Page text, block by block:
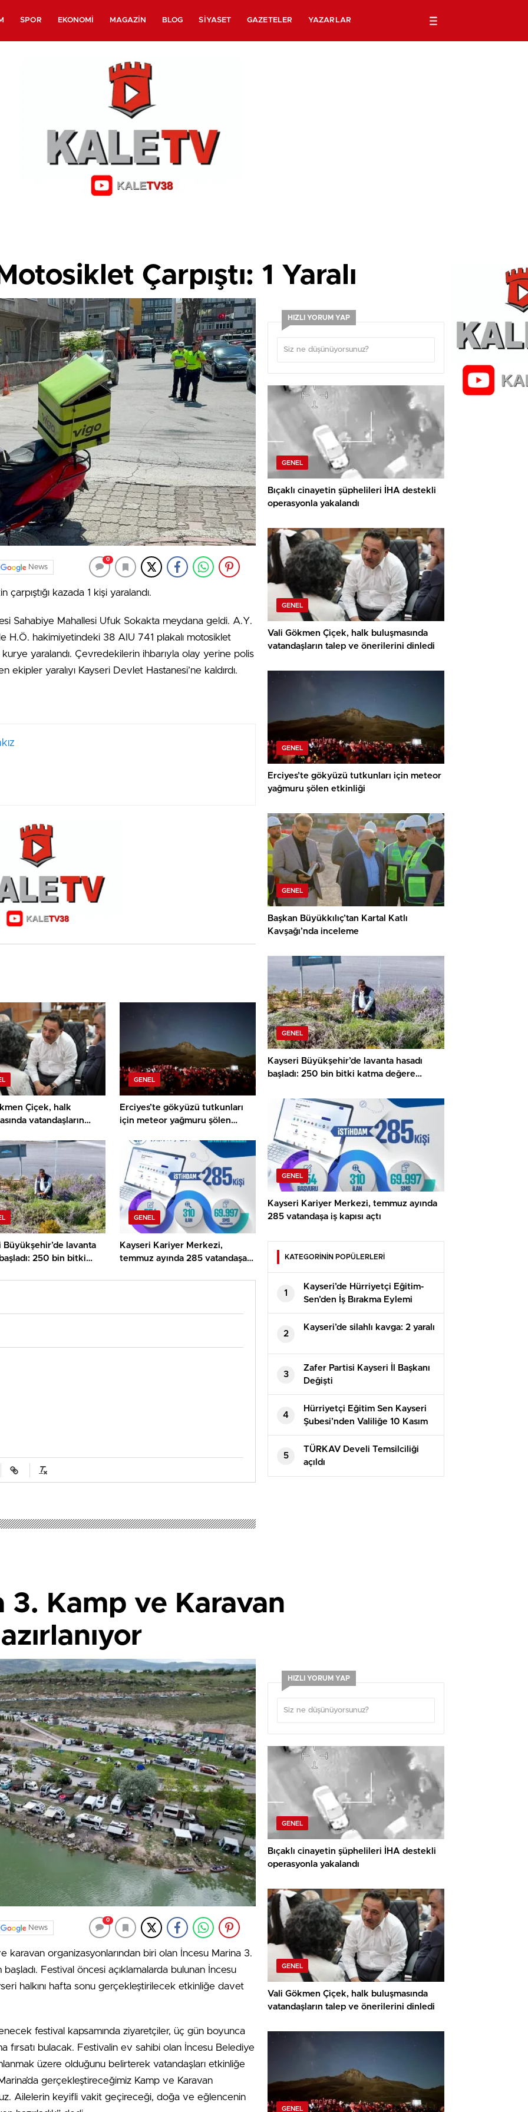
SPOR EKONOMI MAGAZIN BLOG SIYASET GAZETELER YAZARLAR
Çarpıştı: 1 Yaralı
News
0
kazada 1 kişi yaralandı.
Sahabiye Mahallesi Ufuk Sokakta meydana geldi. A.Y.
H.Ö. hakimiyetindeki 38 AIU 741 plakalı motosiklet
yaralandı. Çevredekilerin ihbarıyla olay yerine polis
yaralıyı Kayseri Devlet Hastanesi’ne kaldırdı.
Çiçek, halk
vatandaşların
GENEL
Erciyes’te gökyüzü tutkunları
için meteor yağmuru şölen
Büyükşehir’de lavanta
250 bin bitki
GENEL
Kayseri Kariyer Merkezi,
temmuz ayında 285 vatandaşa
HIZLI YORUM YAP
GENEL
Bıçaklı cinayetin şüphelileri İHA destekli
operasyonla yakalandı
GENEL
Vali Gökmen Çiçek, halk buluşmasında
vatandaşların talep ve önerilerini dinledi
GENEL
Erciyes’te gökyüzü tutkunları için meteor
yağmuru şölen etkinliği
GENEL
Başkan Büyükkılıç’tan Kartal Katlı
Kavşağı’nda inceleme
GENEL
Kayseri Büyükşehir’de lavanta hasadı
başladı: 250 bin bitki katma değere
GENEL
Kayseri Kariyer Merkezi, temmuz ayında
285 vatandaşa iş kapısı açtı
KATEGORİNİN POPÜLERLERİ
1
Kayseri’de Hürriyetçi Eğitim-
Sen’den İş Bırakma Eylemi
2
Kayseri’de silahlı kavga: 2 yaralı
3
Zafer Partisi Kayseri İl Başkanı
Değişti
4
Hürriyetçi Eğitim Sen Kayseri
Şubesi’nden Valiliğe 10 Kasım
Talebi Atatürk ve Silah
Arkadaşları İçin Mevlid
Okutulsun
5
TÜRKAV Develi Temsilciliği
açıldı
3. Kamp ve Karavan
News
0
organizasyonlarından biri olan İncesu Marina 3.
Festival öncesi açıklamalarda bulunan İncesu
halkını hafta sonu gerçekleştirilecek etkinliğe davet
festival kapsamında ziyaretçiler, üç gün boyunca
bulacak. Festivalin ev sahibi olan İncesu Belediye
üzere olduğunu belirterek vatandaşları etkinliğe
gerçekleştireceğimiz Kamp ve Karavan
Ailelerin keyifli vakit geçireceği, doğa ve eğlencenin
HIZLI YORUM YAP
GENEL
Bıçaklı cinayetin şüphelileri İHA destekli
operasyonla yakalandı
GENEL
Vali Gökmen Çiçek, halk buluşmasında
vatandaşların talep ve önerilerini dinledi
GENEL